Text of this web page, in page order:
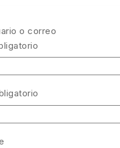
o correo